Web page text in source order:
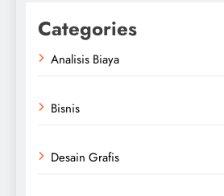
Categories
Analisis Biaya
Bisnis
Desain Grafis